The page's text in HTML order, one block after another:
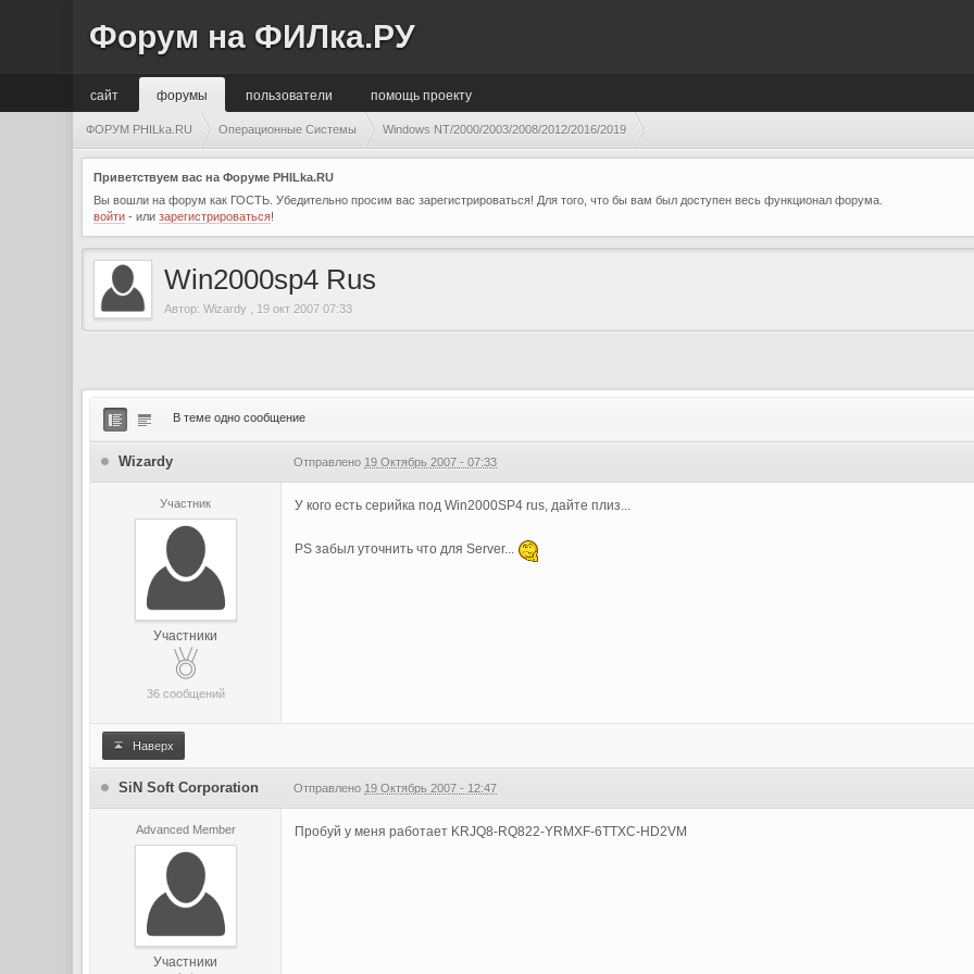
Форум на ФИЛка.РУ
сайт помощь проекту
форумы пользователи
ФОРУМ PHILka.RU Операционные Системы Windows NT/2000/2003/2008/2012/2016/2019
Приветствуем вас на Форуме PHILka.RU
Вы вошли на форум как ГОСТЬ. Убедительно просим вас зарегистрироваться! Для того, что бы вам был доступен весь функционал форума.
войти - илизарегистрироваться!
Win2000sp4 Rus
Автор:Wizardy 19 окт 2007 07:33
В теме одно сообщение
Wizardy Отправлено 19 Октябрь 2007 - 07:33
Участник
Участники
36 сообщений
У кого есть серийка под Win2000SP4 rus, дайте плиз...
PS забыл уточнить что для Server...
Наверх
SiN Soft Corporation Отправлено 19 Октябрь 2007 - 12:47
Advanced Member
Участники
Пробуй у меня работает KRJQ8-RQ822-YRMXF-6TTXC-HD2VM